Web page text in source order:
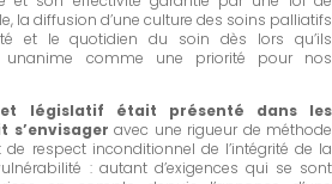
la diffusion d’une culture des soins palliatifs
et le quotidien du soin dès lors qu’ils
unanime comme une priorité pour nos
législatif était présenté dans les
s’envisager avec une rigueur de méthode
respect inconditionnel de l’intégrité de la
: autant d’exigences qui se sont